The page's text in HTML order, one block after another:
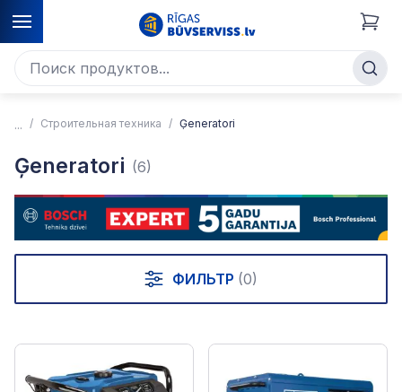
Строительная техника Ģeneratori
Ģeneratori (6)
ФИЛЬТР (0)